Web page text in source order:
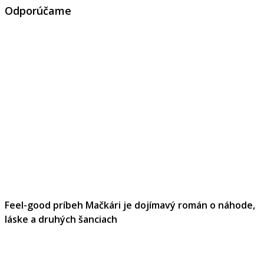
Odporúčame
Feel-good príbeh Mačkári je dojímavý román o náhode,
láske a druhých šanciach